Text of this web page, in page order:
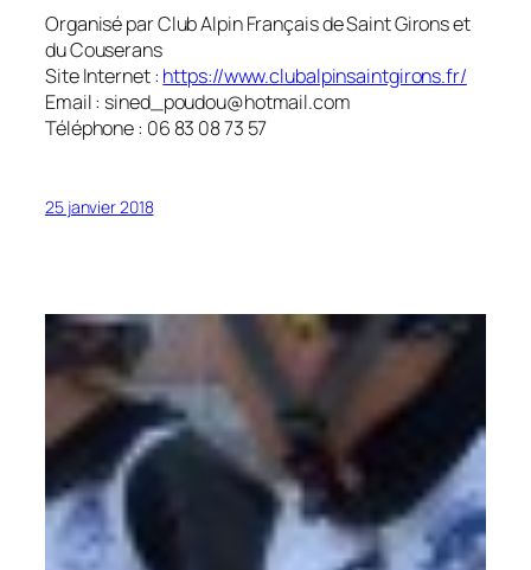
Organisé par Club Alpin Français de Saint Girons et
du Couserans
Site Internet : https://www.clubalpinsaintgirons.fr/
Email : sined_poudou@hotmail.com
Téléphone : 06 83 08 73 57
25 janvier 2018